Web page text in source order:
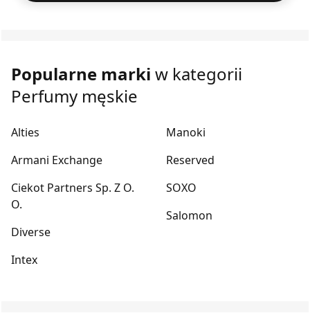
Popularne marki w kategorii
Perfumy męskie
Alties
Armani Exchange
Ciekot Partners Sp. Z O.
O.
Diverse
Intex
Manoki
Reserved
SOXO
Salomon